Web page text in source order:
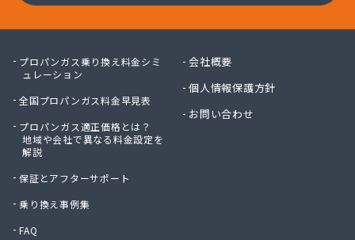
プロパンガス乗り換え料金シミ
ュレーション
全国プロパンガス料金早見表
プロパンガス適正価格とは？
地域や会社で異なる料金設定を
解説
保証とアフターサポート
乗り換え事例集
FAQ
会社概要
個人情報保護方針
お問い合わせ